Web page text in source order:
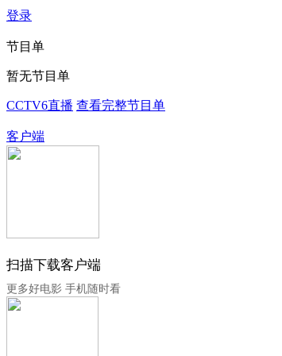
登录
节目单
暂无节目单
CCTV6直播 查看完整节目单
客户端
扫描下载客户端
更多好电影 手机随时看